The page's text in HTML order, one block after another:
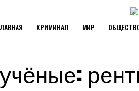
КРИМИНАЛ МИР